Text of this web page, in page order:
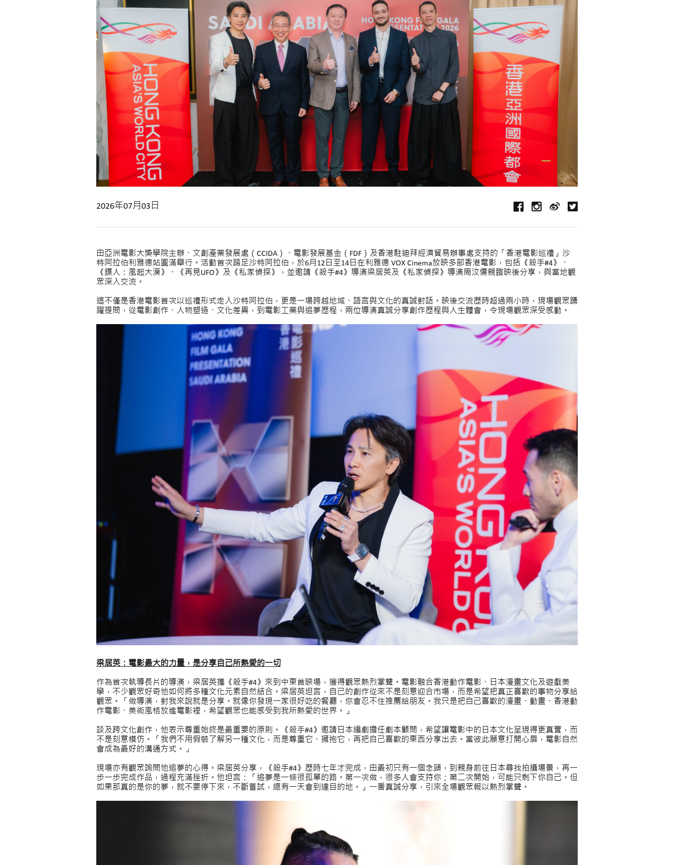
2026年07月03日
由亞洲電影大獎學院主辦、文創產業發展處（CCIDA）、電影發展基金（FDF）及香港駐迪拜經濟貿易辦事處支持的「香港電影巡禮」沙
特阿拉伯利雅德站圓滿舉行。活動首次踏足沙特阿拉伯，於6月12日至14日在利雅德 VOX Cinema放映多部香港電影，包括《殺手#4》、
《鏢人：風起大漠》、《再見UFO》及《私家偵探》，並邀請《殺手#4》導演梁居英及《私家偵探》導演周汶儒親臨映後分享，與當地觀
眾深入交流。
這不僅是香港電影首次以巡禮形式走入沙特阿拉伯，更是一場跨越地域、語言與文化的真誠對話。映後交流歷時超過兩小時，現場觀眾踴
躍提問，從電影創作、人物塑造、文化差異，到電影工業與追夢歷程，兩位導演真誠分享創作歷程與人生體會，令現場觀眾深受感動。
梁居英：電影最大的力量，是分享自己所熱愛的一切
作為首次執導長片的導演，梁居英攜《殺手#4》來到中東首映場，獲得觀眾熱烈掌聲。電影融合香港動作電影、日本漫畫文化及遊戲美
學，不少觀眾好奇他如何將多種文化元素自然結合。梁居英坦言，自己的創作從來不是刻意迎合市場，而是希望把真正喜歡的事物分享給
觀眾。「做導演，對我來說就是分享。就像你發現一家很好吃的餐廳，你會忍不住推薦給朋友。我只是把自己喜歡的漫畫、動畫、香港動
作電影、美術風格放進電影裡，希望觀眾也能感受到我所熱愛的世界。」
談及跨文化創作，他表示尊重始終是最重要的原則。《殺手#4》邀請日本編劇擔任劇本顧問，希望讓電影中的日本文化呈現得更真實，而
不是刻意模仿。「我們不用假裝了解另一種文化，而是尊重它、擁抱它，再把自己喜歡的東西分享出去。當彼此願意打開心扉，電影自然
會成為最好的溝通方式。」
現場亦有觀眾詢問他追夢的心得。梁居英分享，《殺手#4》歷時七年才完成，由最初只有一個念頭，到親身前往日本尋找拍攝場景，再一
步一步完成作品，過程充滿挫折。他坦言：「追夢是一條很孤單的路。第一次做，很多人會支持你；第二次開始，可能只剩下你自己。但
如果那真的是你的夢，就不要停下來，不斷嘗試，總有一天會到達目的地。」一番真誠分享，引來全場觀眾報以熱烈掌聲。